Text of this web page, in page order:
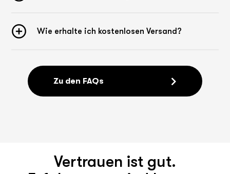
Wie erhalte ich kostenlosen Versand?
Zu den FAQs
Vertrauen ist gut.